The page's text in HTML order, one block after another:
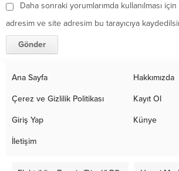
Daha sonraki yorumlarımda kullanılması için
adresim ve site adresim bu tarayıcıya
Ana Sayfa Hakkımızda
Çerez ve Gizlilik Politikası Kayıt Ol
Giriş Yap Künye
İletişim